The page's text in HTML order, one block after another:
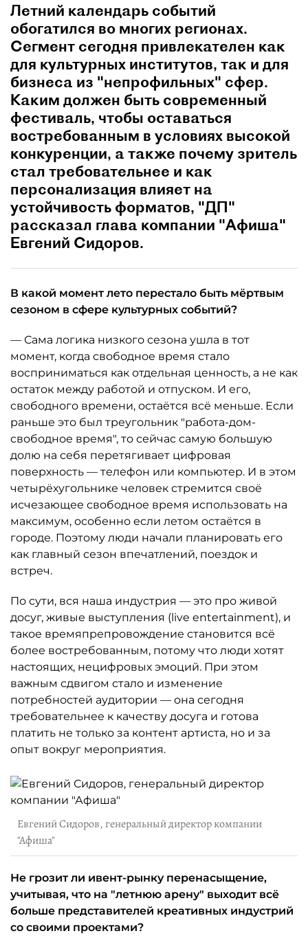
Летний календарь событий
обогатился во многих регионах.
Сегмент сегодня привлекателен как
для культурных институтов, так и для
бизнеса из "непрофильных" сфер.
Каким должен быть современный
фестиваль, чтобы оставаться
востребованным в условиях высокой
конкуренции, а также почему зритель
стал требовательнее и как
персонализация влияет на
устойчивость форматов, "ДП"
рассказал глава компании "Афиша"
Евгений Сидоров.
В какой момент лето перестало быть мёртвым
сезоном в сфере культурных событий?
— Сама логика низкого сезона ушла в тот
момент, когда свободное время стало
восприниматься как отдельная ценность, а не как
остаток между работой и отпуском. И его,
свободного времени, остаётся всё меньше. Если
раньше это был треугольник "работа-дом-
свободное время", то сейчас самую большую
долю на себя перетягивает цифровая
поверхность — телефон или компьютер. И в этом
четырёхугольнике человек стремится своё
исчезающее свободное время использовать на
максимум, особенно если летом остаётся в
городе. Поэтому люди начали планировать его
как главный сезон впечатлений, поездок и
встреч.
По сути, вся наша индустрия — это про живой
досуг, живые выступления (live entertainment), и
такое времяпрепровождение становится всё
более востребованным, потому что люди хотят
настоящих, нецифровых эмоций. При этом
важным сдвигом стало и изменение
потребностей аудитории — она сегодня
требовательнее к качеству досуга и готова
платить не только за контент артиста, но и за
опыт вокруг мероприятия.
Евгений Сидоров, генеральный директор компании
"Афиша"
Не грозит ли ивент-рынку перенасыщение,
учитывая, что на "летнюю арену" выходит всё
больше представителей креативных индустрий
со своими проектами?